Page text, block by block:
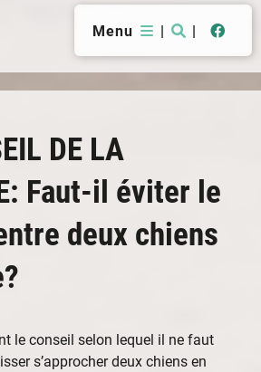
Menu | |
DE LA
Faut-il éviter le
deux chiens
le conseil selon lequel il ne faut
s’approcher deux chiens en